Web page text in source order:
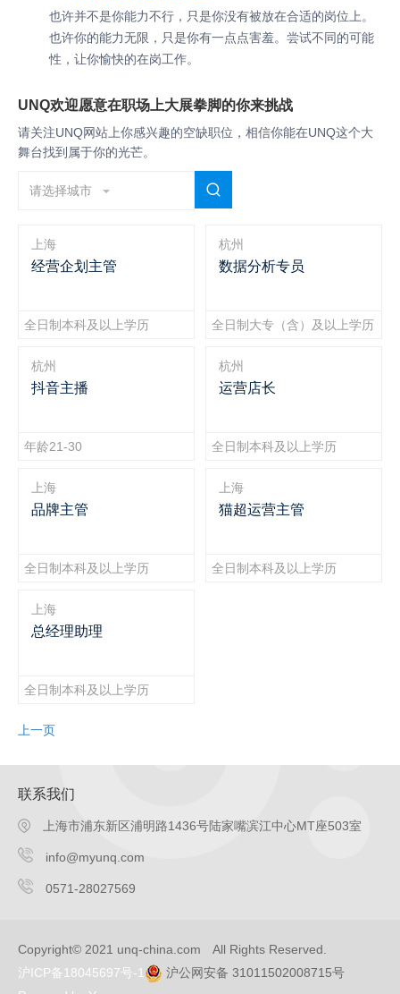
也许并不是你能力不行，只是你没有被放在合适的岗位上。
也许你的能力无限，只是你有一点点害羞。尝试不同的可能
性，让你愉快的在岗工作。
UNQ欢迎愿意在职场上大展拳脚的你来挑战
请关注UNQ网站上你感兴趣的空缺职位，相信你能在UNQ这个大
舞台找到属于你的光芒。
请选择城市
上海
经营企划主管
全日制本科及以上学历
杭州
数据分析专员
全日制大专（含）及以上学历
杭州
抖音主播
年龄21-30
杭州
运营店长
全日制本科及以上学历
上海
品牌主管
全日制本科及以上学历
上海
猫超运营主管
全日制本科及以上学历
上海
总经理助理
全日制本科及以上学历
上一页
联系我们
上海市浦东新区浦明路1436号陆家嘴滨江中心MT座503室
info@myunq.com
0571-28027569
Copyright© 2021 unq-china.com All Rights Reserved.
沪ICP备18045697号-1
沪公网安备 31011502008715号